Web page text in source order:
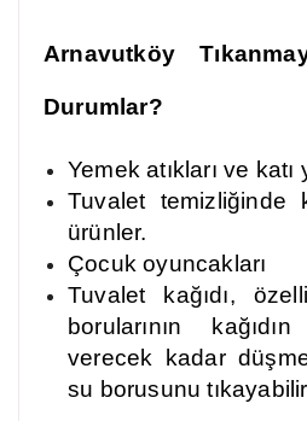
Arnavutköy
Durumlar?
Yemek atıkları ve
Tuvalet temizliğinde
ürünler.
Çocuk oyuncakları
Tuvalet kağıdı,
borularının
verecek kadar
su borusunu